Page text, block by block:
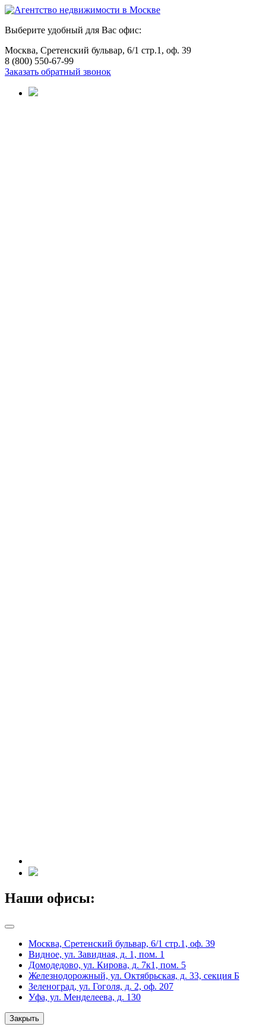
Выберите удобный для Вас офис:
Москва, Сретенский бульвар, 6/1 стр.1, оф. 39
8 (800) 550-67-99
Заказать обратный звонок
Наши офисы:
Москва, Сретенский бульвар, 6/1 стр.1, оф. 39
Видное, ул. Завидная, д. 1, пом. 1
Домодедово, ул. Кирова, д. 7к1, пом. 5
Железнодорожный, ул. Октябрьская, д. 33, секция Б
Зеленоград, ул. Гоголя, д. 2, оф. 207
Уфа, ул. Менделеева, д. 130
Закрыть